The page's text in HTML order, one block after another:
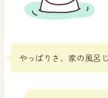
やっぱりさ、家の風呂